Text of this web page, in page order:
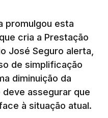
promulgou esta
cria a Prestação
José Seguro alerta,
de simplificação
diminuição da
assegurar que
à situação atual.